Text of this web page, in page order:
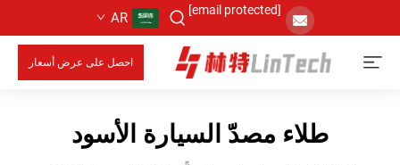
[email protected]
AR
احصل على عرض أسعار
طلاء مصدّ السيارة الأسود